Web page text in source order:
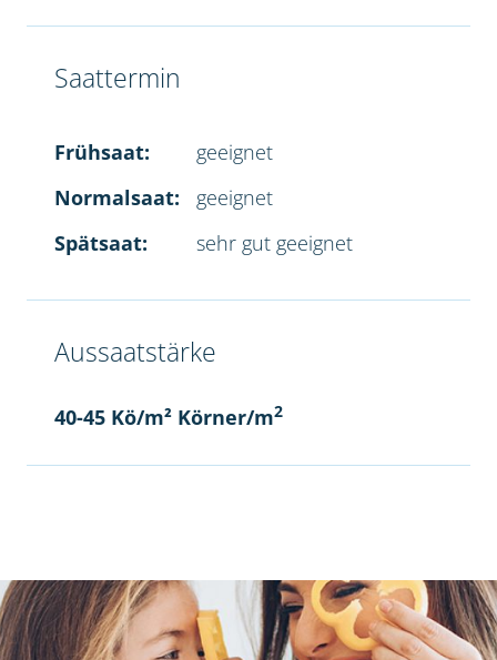
Saattermin
Frühsaat:
geeignet
Normalsaat:
geeignet
Spätsaat:
sehr gut geeignet
Aussaatstärke
40-45 Kö/m² Körner/m2